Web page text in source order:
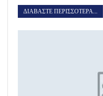
ΔΙΑΒΆΣΤΕ ΠΕΡΙΣΣΌΤΕΡΑ...